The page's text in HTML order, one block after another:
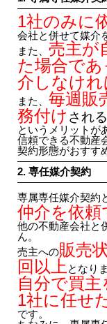
1社のみに
会社と併せて媒介
また、 売主が
た場合で
介しなけ
また、 毎週販
務付け される
というメリットが
信頼できる不動産
契約形態がおすす
2. 専任媒介契約
専属専任媒介契約
仲介を依頼
他の不動産会社と
ん。
売主への販売
回以上 となり
自分で買
1社に任せ
です。